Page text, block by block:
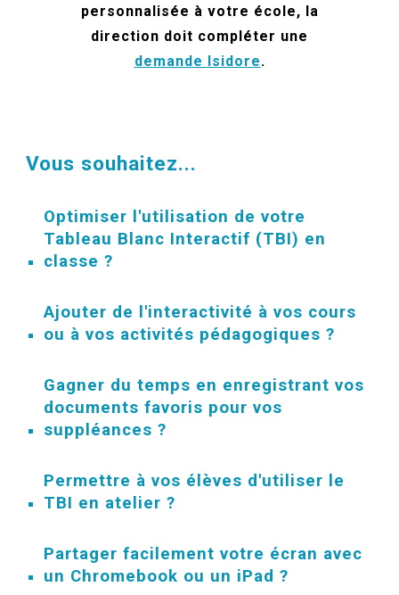
personnalisée à votre école, la
direction doit compléter une
demande Isidore.
Vous souhaitez...
Optimiser l'utilisation de votre
Tableau Blanc Interactif (TBI) en
classe ?
Ajouter de l'interactivité à vos cours
ou à vos activités pédagogiques ?
Gagner du temps en enregistrant vos
documents favoris pour vos
suppléances ?
Permettre à vos élèves d'utiliser le
TBI en atelier ?
Partager facilement votre écran avec
un Chromebook ou un iPad ?